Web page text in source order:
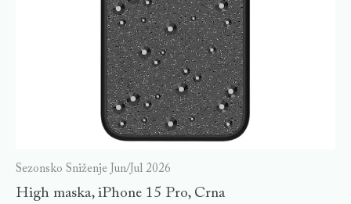
Sezonsko Sniženje Jun/Jul 2026
High maska, iPhone 15 Pro, Crna